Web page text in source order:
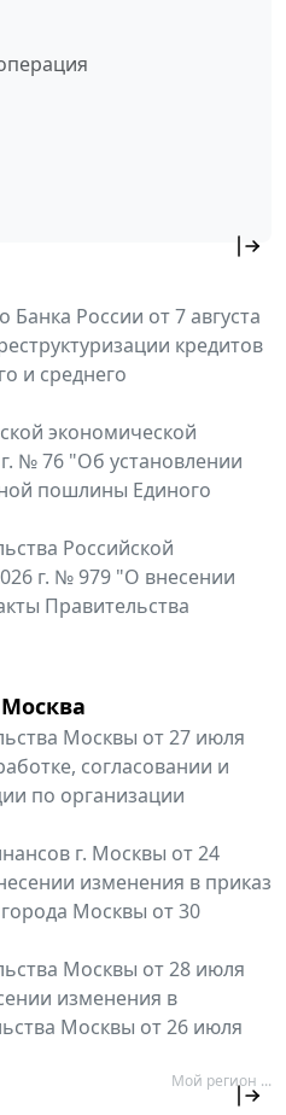
России от 7 августа
кредитов
и среднего
экономической
№ 76 "Об установлении
пошлины Единого
Российской
г. № 979 "О внесении
Правительства
Москвы от 27 июля
согласовании и
по организации
г. Москвы от 24
изменения в приказ
Москвы от 30
Москвы от 28 июля
изменения в
Москвы от 26 июля
Мой регион ...